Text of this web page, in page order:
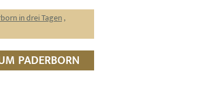
in drei Tagen,
PADERBORN